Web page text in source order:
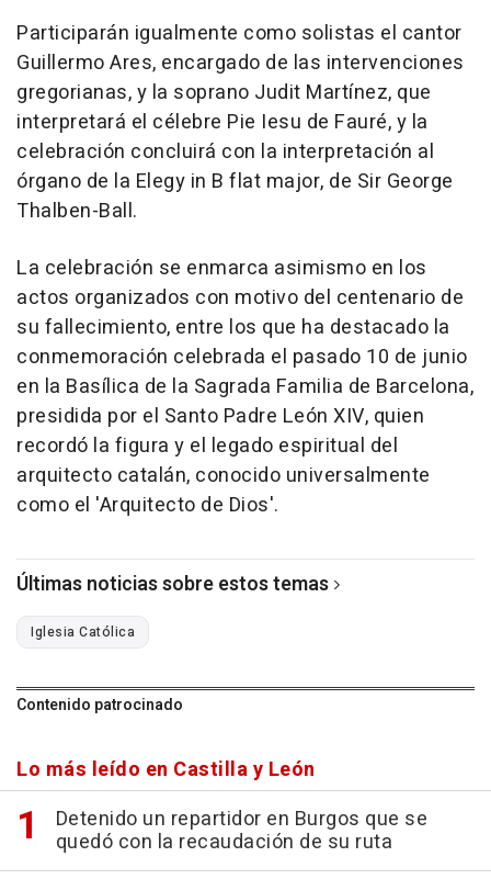
Participarán igualmente como solistas el cantor
Guillermo Ares, encargado de las intervenciones
gregorianas, y la soprano Judit Martínez, que
interpretará el célebre Pie Iesu de Fauré, y la
celebración concluirá con la interpretación al
órgano de la Elegy in B flat major, de Sir George
Thalben-Ball.
La celebración se enmarca asimismo en los
actos organizados con motivo del centenario de
su fallecimiento, entre los que ha destacado la
conmemoración celebrada el pasado 10 de junio
en la Basílica de la Sagrada Familia de Barcelona,
presidida por el Santo Padre León XIV, quien
recordó la figura y el legado espiritual del
arquitecto catalán, conocido universalmente
como el 'Arquitecto de Dios'.
Últimas noticias sobre estos temas
Iglesia Católica
Contenido patrocinado
Lo más leído en Castilla y León
Detenido un repartidor en Burgos que se
quedó con la recaudación de su ruta